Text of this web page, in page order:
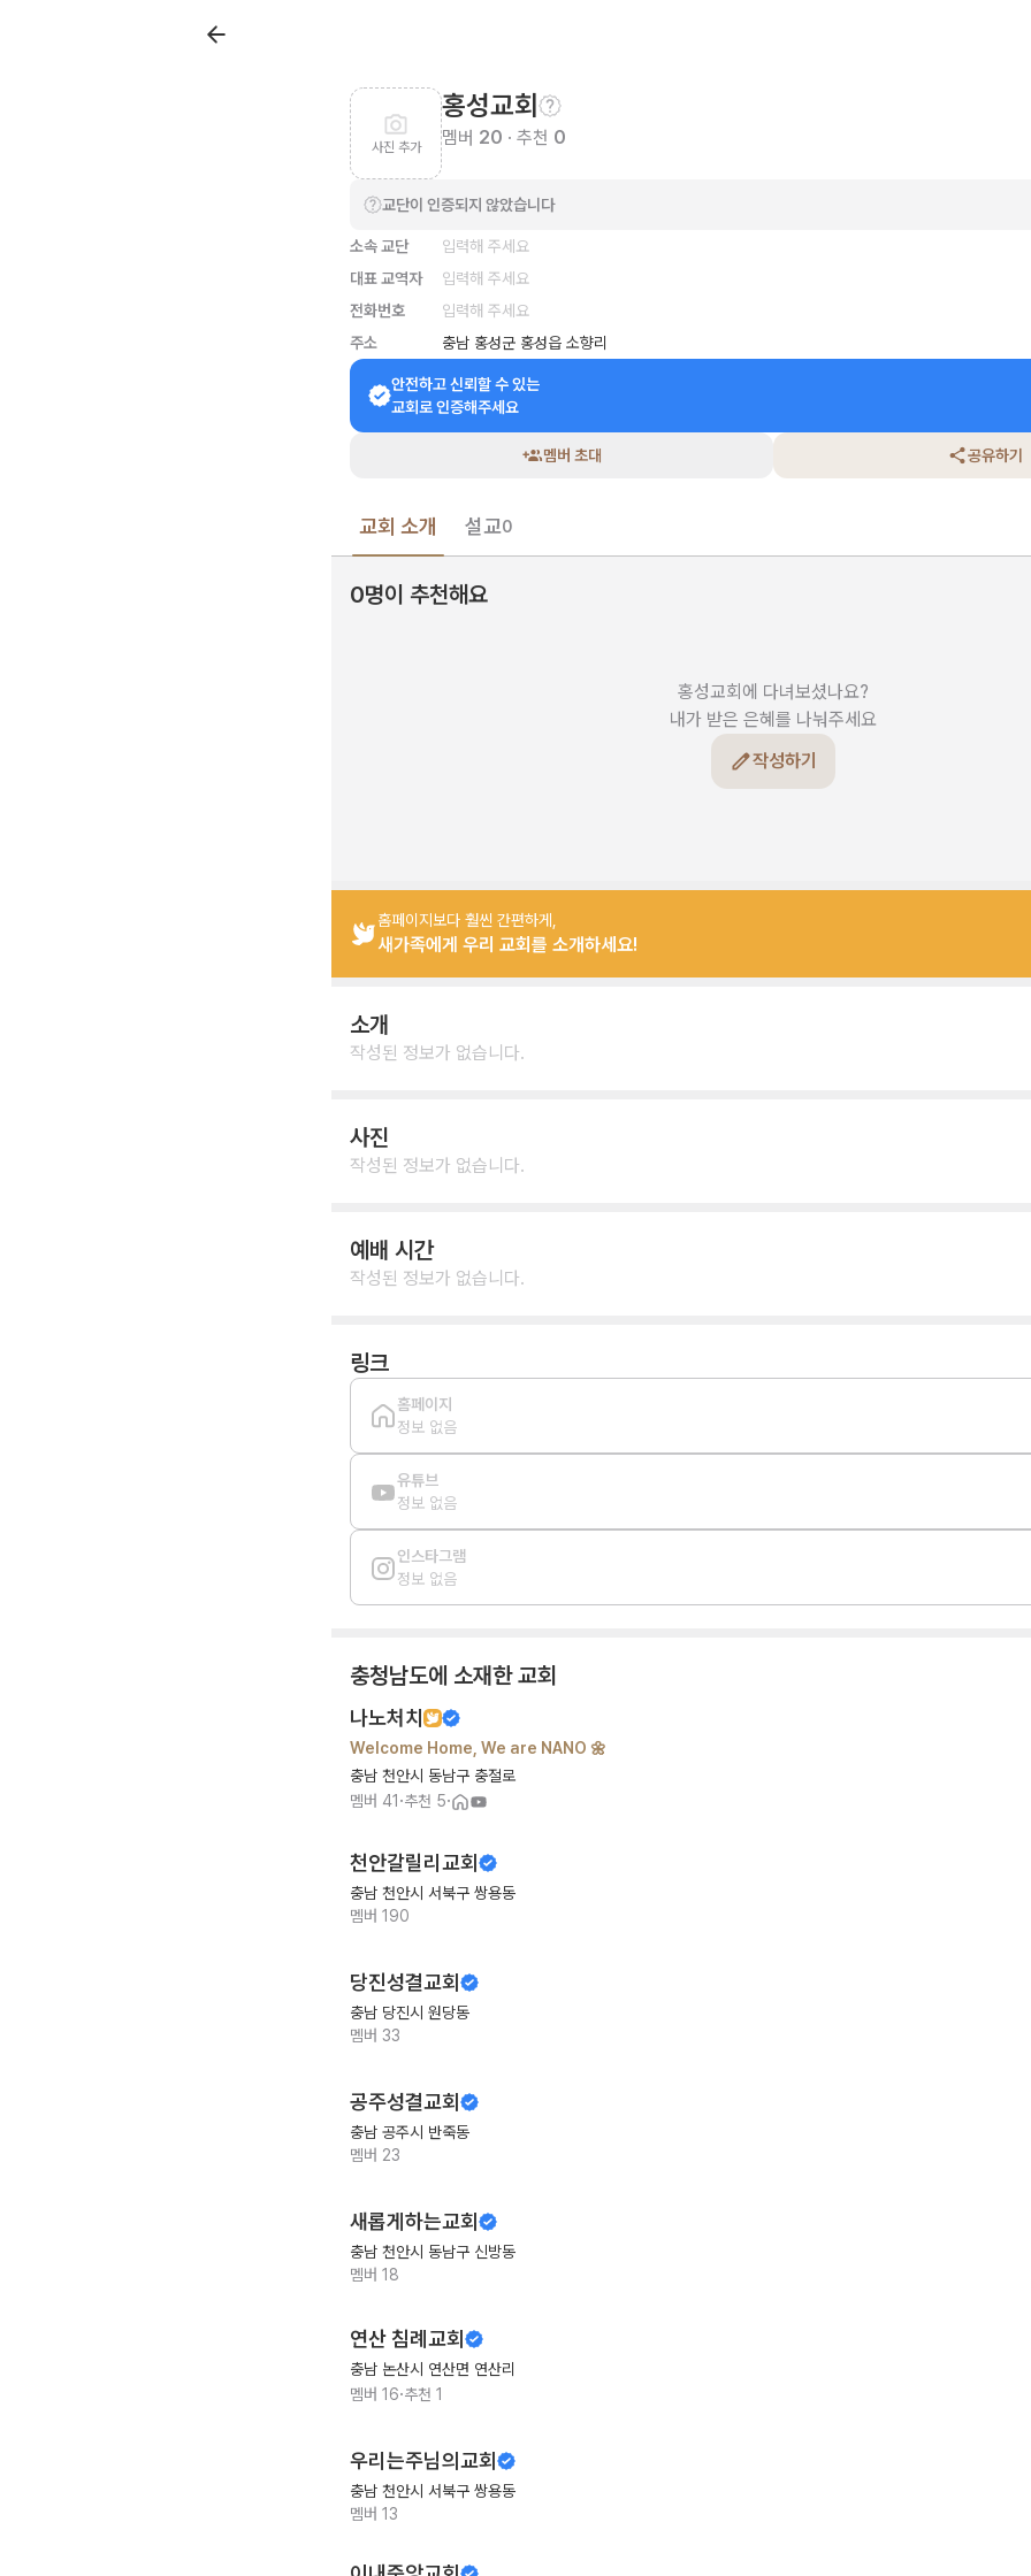
사진 추가
홍성교회
멤버 20 · 추천 0
교단이 인증되지 않았습니다
소속 교단
입력해 주세요
대표 교역자
입력해 주세요
전화번호
입력해 주세요
주소
충남 홍성군 홍성읍 소향리
안전하고 신뢰할 수 있는
교회로 인증해주세요
멤버 초대 공유하기
교회 소개 설교0
0명이 추천해요
홍성교회에 다녀보셨나요?
내가 받은 은혜를 나눠주세요
작성하기
홈페이지보다 훨씬 간편하게,
새가족에게 우리 교회를 소개하세요!
소개
작성된 정보가 없습니다.
사진
작성된 정보가 없습니다.
예배 시간
작성된 정보가 없습니다.
링크
홈페이지
정보 없음
유튜브
정보 없음
인스타그램
정보 없음
충청남도에 소재한 교회
나노처치
Welcome Home, We are NANO 🌼
충남 천안시 동남구 충절로
멤버 41 ·추천 5·
천안갈릴리교회
충남 천안시 서북구 쌍용동
멤버 190
당진성결교회
충남 당진시 원당동
멤버 33
공주성결교회
충남 공주시 반죽동
멤버 23
새롭게하는교회
충남 천안시 동남구 신방동
멤버 18
연산 침례교회
충남 논산시 연산면 연산리
멤버 16·추천 1
우리는주님의교회
충남 천안시 서북구 쌍용동
멤버 13